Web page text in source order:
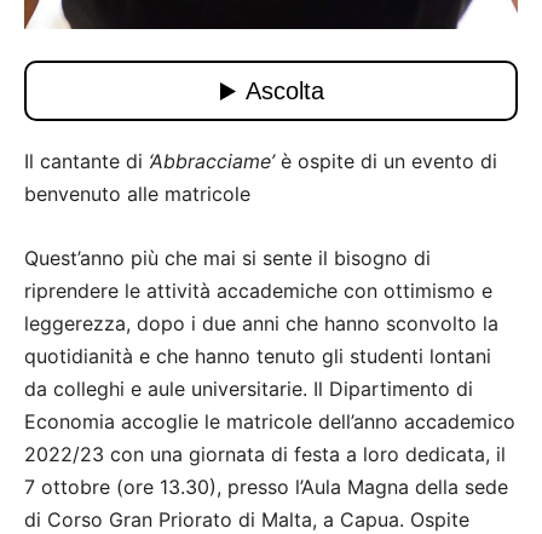
Il cantante di ‘Abbracciame’è ospite di un evento di
benvenuto alle matricole
Quest’anno più che mai si sente il bisogno di
riprendere le attività accademiche con ottimismo e
leggerezza, dopo i due anni che hanno sconvolto la
quotidianità e che hanno tenuto gli studenti lontani
da colleghi e aule universitarie. Il Dipartimento di
Economia accoglie le matricole dell’anno accademico
2022/23 con una giornata di festa a loro dedicata, il
7 ottobre (ore 13.30), presso l’Aula Magna della sede
di Corso Gran Priorato di Malta, a Capua. Ospite